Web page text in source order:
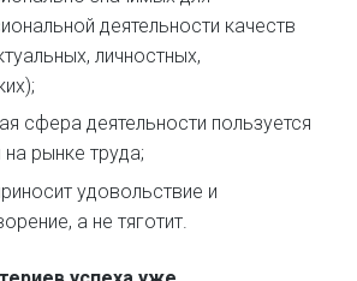
деятельности качеств
личностных,
сфера деятельности пользуется
рынке труда;
удовольствие и
а не тяготит.